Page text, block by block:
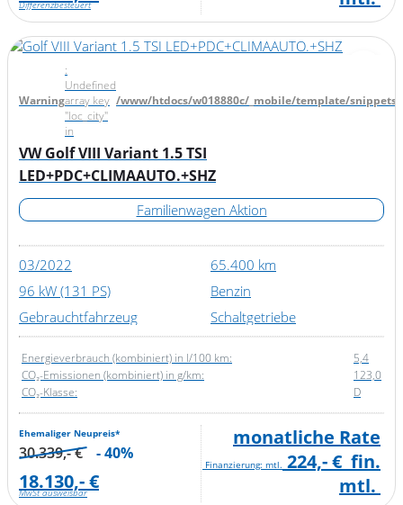
Differenzbesteuert
Warning
:
Undefined
array key
"loc_city"
in
/www/htdocs/w018880c/_mobile/template/
VW Golf VIII Variant 1.5 TSI
LED+PDC+CLIMAAUTO.+SHZ
Familienwagen Aktion
03/2022
65.400 km
96 kW (131 PS)
Benzin
Gebrauchtfahrzeug
Schaltgetriebe
Energieverbrauch (kombiniert) in l/100 km:
5,4
CO₂-Emissionen (kombiniert) in g/km:
123,0
CO₂-Klasse:
D
Ehemaliger Neupreis*
30.339,- € - 40%
18.130,- €
MwSt ausweisbar
monatliche Rate
Finanzierung: mtl. 224,- € fin.
mtl.